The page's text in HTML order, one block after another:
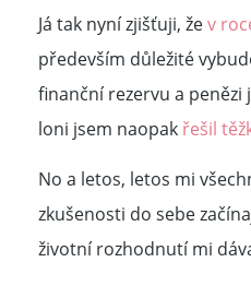
Já tak nyní zjišťuji, žev
především důležité
finanční rezervu a penězi
loni jsem naopak řešil
No a letos, letos mi
zkušenosti do sebe
životní rozhodnutí mi